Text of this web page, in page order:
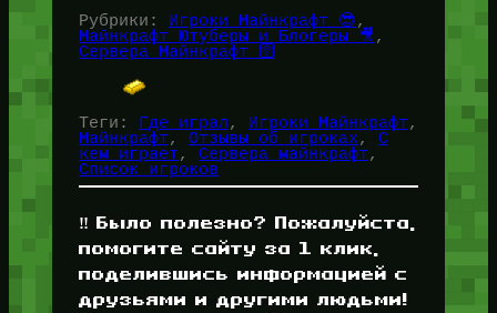
Рубрики: Игроки Майнкрафт 😎
Майнкрафт Ютуберы и Блогеры 🎥
Сервера Майнкрафт 🛜
Теги: Где играл, Игроки Майнкрафт
Майнкрафт, Отзывы об игроках, С
кем играет, Сервера майнкрафт
Список игроков
‼️ Было полезно? Пожалуйста,
помогите сайту за 1 клик,
поделившись информацией с
друзьями и другими людьми!